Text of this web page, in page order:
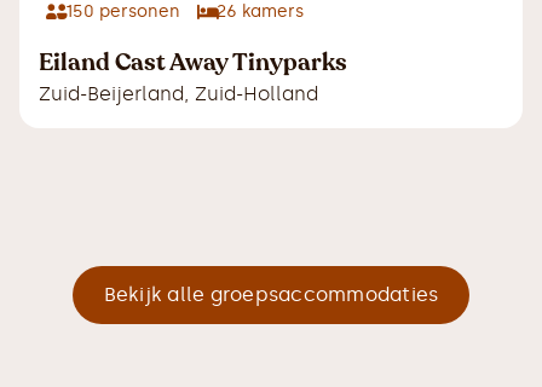
150 personen 26 kamers
Eiland Cast Away Tinyparks
Zuid-Beijerland, Zuid-Holland
Bekijk alle groepsaccommodaties